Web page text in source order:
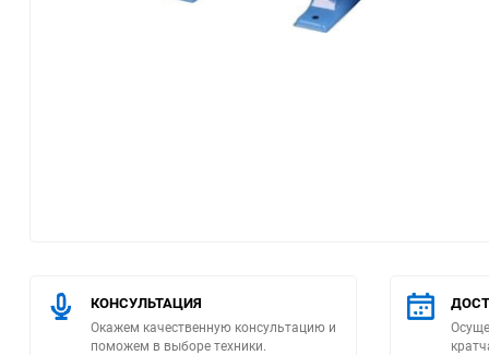
Климатическая техника
КОНСУЛЬТАЦИЯ
Окажем качественную консультацию и
поможем в выборе техники.